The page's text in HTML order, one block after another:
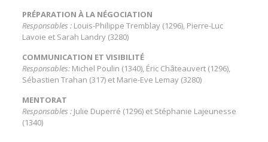
PRÉPARATION À LA NÉGOCIATION
Responsables :Louis-Philippe Tremblay (1296), Pierre-Luc
Lavoie et Sarah Landry (3280)
COMMUNICATION ET VISIBILITÉ
Responsables:Michel Poulin (1340), Éric Châteauvert (1296),
Sébastien Trahan (317) et Marie-Eve Lemay (3280)
MENTORAT
Responsables :Julie Duperré (1296) et Stéphanie Lajeunesse
(1340)